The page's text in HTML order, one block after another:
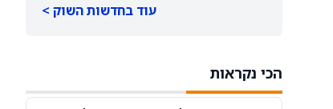
עוד בחדשות השוק >
הכי נקראות